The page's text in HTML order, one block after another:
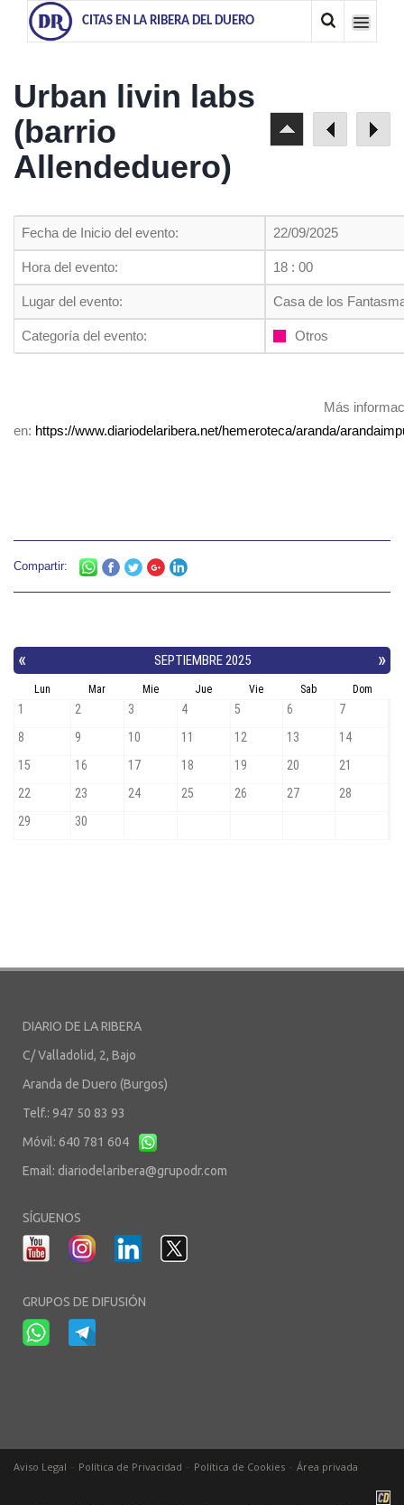
CITAS EN LA RIBERA DEL DUERO
Urban livin labs
(barrio
Allendeduero)
Fecha de Inicio del evento: 22/09/2025
Hora del evento: 18 : 00
Lugar del evento: Casa de los
Categoría del evento: Otros
Más
en: https://www.diariodelaribera.net/hemeroteca/aranda/
Compartir:
DIARIO DE LA RIBERA
C/ Valladolid, 2, Bajo
Aranda de Duero (Burgos)
Telf.: 947 50 83 93
Móvil: 640 781 604
Email: diariodelaribera@grupodr.com
SÍGUENOS
GRUPOS DE DIFUSIÓN
Aviso Legal Política de Privacidad Política de Cookies Área privada